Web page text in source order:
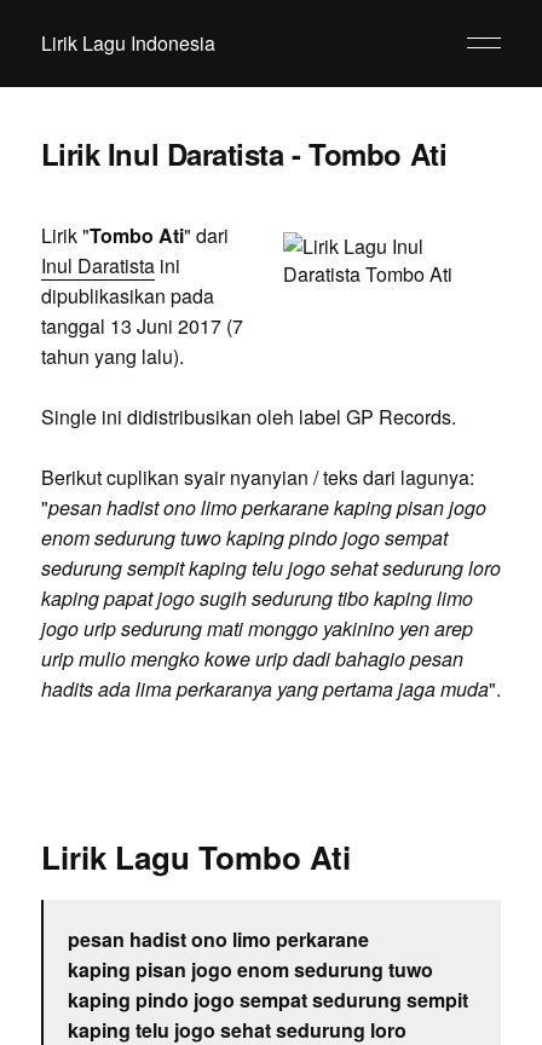
Lirik Lagu Indonesia
Lirik Inul Daratista - Tombo Ati
Lirik "Tombo Ati" dari
Inul Daratistaini
dipublikasikan pada
tanggal 13 Juni 2017 (7
tahun yang lalu).
Single ini didistribusikan oleh label GP Records.
Berikut cuplikan syair nyanyian / teks dari lagunya:
"pesan hadist ono limo perkarane kaping pisan jogo
enom sedurung tuwo kaping pindo jogo sempat
sedurung sempit kaping telu jogo sehat sedurung loro
kaping papat jogo sugih sedurung tibo kaping limo
jogo urip sedurung mati monggo yakinino yen arep
urip mulio mengko kowe urip dadi bahagio pesan
hadits ada lima perkaranya yang pertama jaga muda".
Lirik Lagu Tombo Ati
pesan hadist ono limo perkarane
kaping pisan jogo enom sedurung tuwo
kaping pindo jogo sempat sedurung sempit
kaping telu jogo sehat sedurung loro